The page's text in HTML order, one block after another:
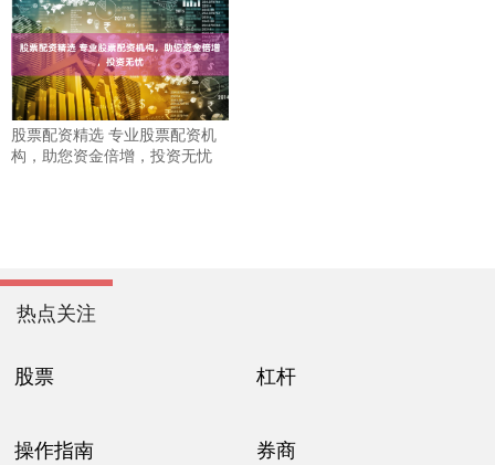
股票配资精选 专业股票配资机
构，助您资金倍增，投资无忧
热点关注
股票 杠杆
操作指南 券商